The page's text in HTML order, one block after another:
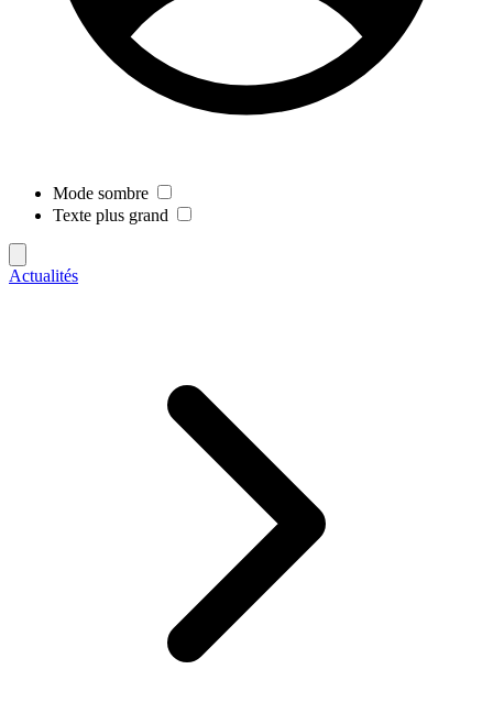
Mode sombre
Texte plus grand
Actualités